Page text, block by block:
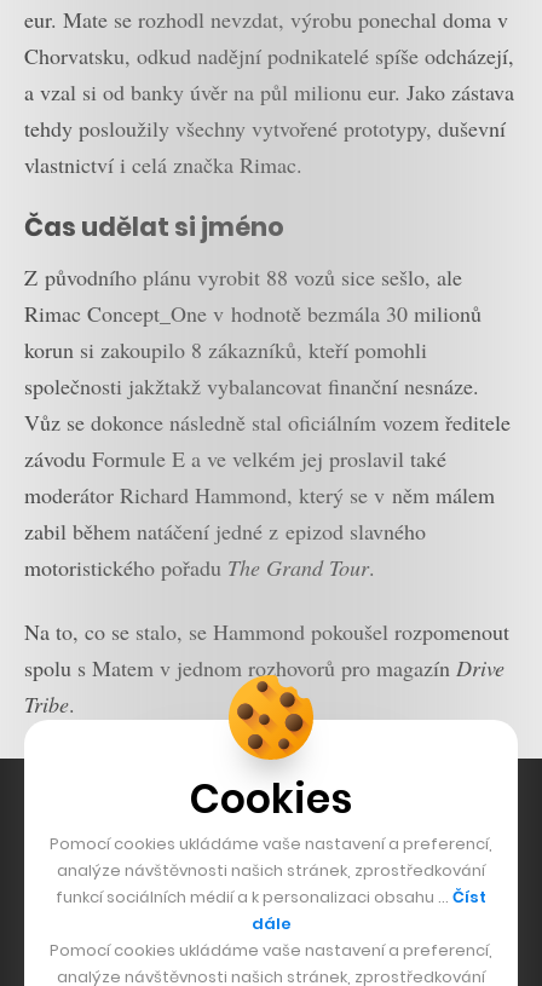
eur. Mate se rozhodl nevzdat, výrobu ponechal doma v
Chorvatsku, odkud nadějní podnikatelé spíše odcházejí,
a vzal si od banky úvěr na půl milionu eur. Jako zástava
tehdy posloužily všechny vytvořené prototypy, duševní
vlastnictví i celá značka Rimac.
Čas udělat si jméno
Z původního plánu vyrobit 88 vozů sice sešlo, ale
Rimac Concept_One v hodnotě bezmála 30 milionů
korun si zakoupilo 8 zákazníků, kteří pomohli
společnosti jakžtakž vybalancovat finanční nesnáze.
Vůz se dokonce následně stal oficiálním vozem ředitele
závodu Formule E a ve velkém jej proslavil také
moderátor Richard Hammond, který se v něm málem
zabil během natáčení jedné z epizod slavného
motoristického pořadu The Grand Tour.
Na to, co se stalo, se Hammond pokoušel rozpomenout
spolu s Matem v jednom rozhovorů pro magazín Drive
Tribe.
Cookies
Pomocí cookies ukládáme vaše nastavení a preferencí,
analýze návštěvnosti našich stránek, zprostředkování
funkcí sociálních médií a k personalizaci obsahu … Číst
dále
Pomocí cookies ukládáme vaše nastavení a preferencí,
analýze návštěvnosti našich stránek, zprostředkování